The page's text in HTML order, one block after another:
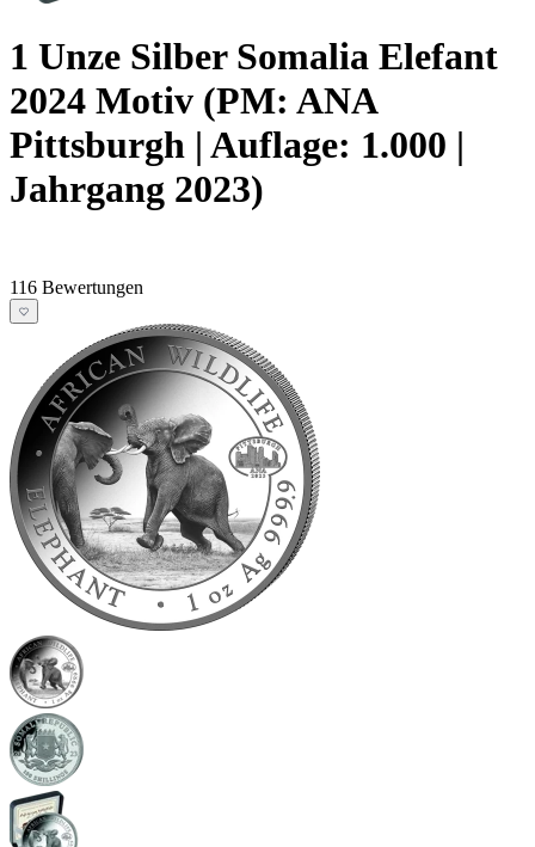
1 Unze Silber Somalia Elefant
2024 Motiv (PM: ANA
Pittsburgh | Auflage: 1.000 |
Jahrgang 2023)
116 Bewertungen